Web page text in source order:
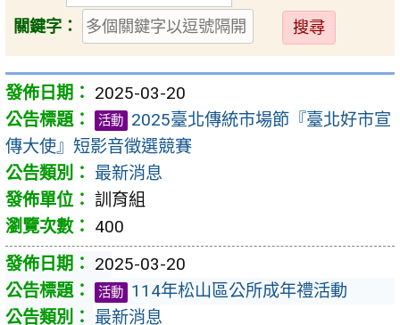
關鍵字：
送
出
2025-03-20
活動 2025臺北傳統市場節『臺北好市宣
傳大使』短影音徵選競賽
最新消息
訓育組
400
2025-03-20
活動 114年松山區公所成年禮活動
最新消息